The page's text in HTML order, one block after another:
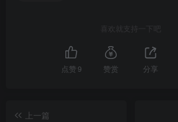
喜欢就支持一下吧
点赞 9 赞赏 分享
上一篇